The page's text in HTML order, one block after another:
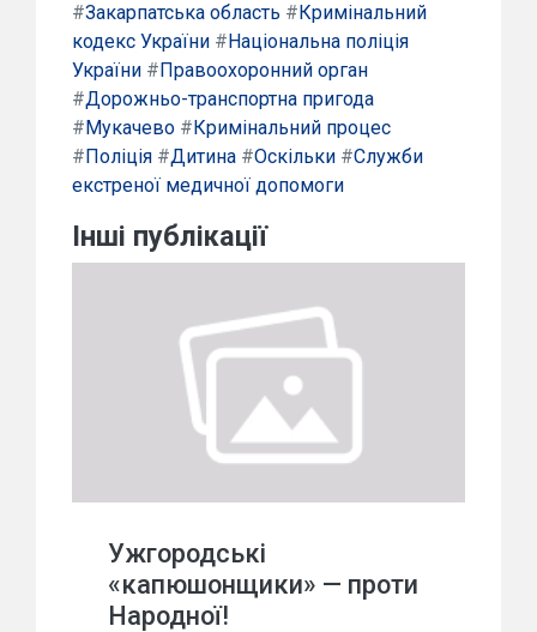
#Закарпатська область #Кримінальний
кодекс України #Національна поліція
України #Правоохоронний орган
#Дорожньо-транспортна пригода
#Мукачево #Кримінальний процес
#Поліція #Дитина #Оскільки #Служби
екстреної медичної допомоги
Інші публікації
Ужгородські
«капюшонщики» — проти
Народної!